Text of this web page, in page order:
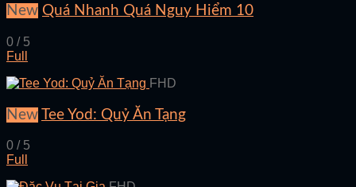
New Quá Nhanh Quá Nguy Hiểm 10
0 / 5
Full
FHD
New Tee Yod: Quỷ Ăn Tạng
0 / 5
Full